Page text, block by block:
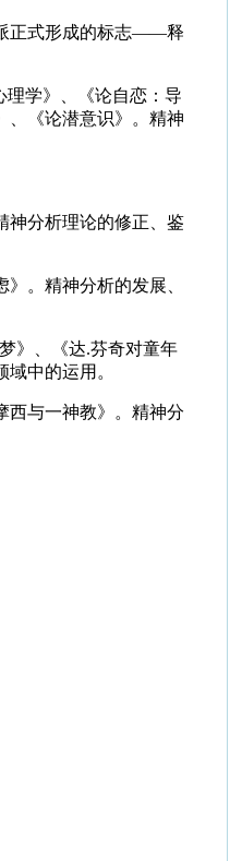
正式形成的标志——释
理学》、《论自恋：导
、《论潜意识》。精神
神分析理论的修正、鉴
。精神分析的发展、
》、《达.芬奇对童年
中的运用。
西与一神教》。精神分